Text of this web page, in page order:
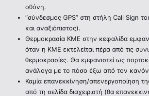
οθόνη.
“σύνδεσμος GPS” στη στήλη Call Sign
και αναξιόπιστος).
Θερμοκρασία ΚΜΕ στην κεφαλίδα
όταν η ΚΜΕ εκτελείται πέρα από τις
θερμοκρασίες. Θα εμφανιστεί ως
ανάλογα με το πόσο έξω από τον
Καμία επανεκκίνηση/απενεργοποίηση
από τη σελίδα διαχειριστή (θα